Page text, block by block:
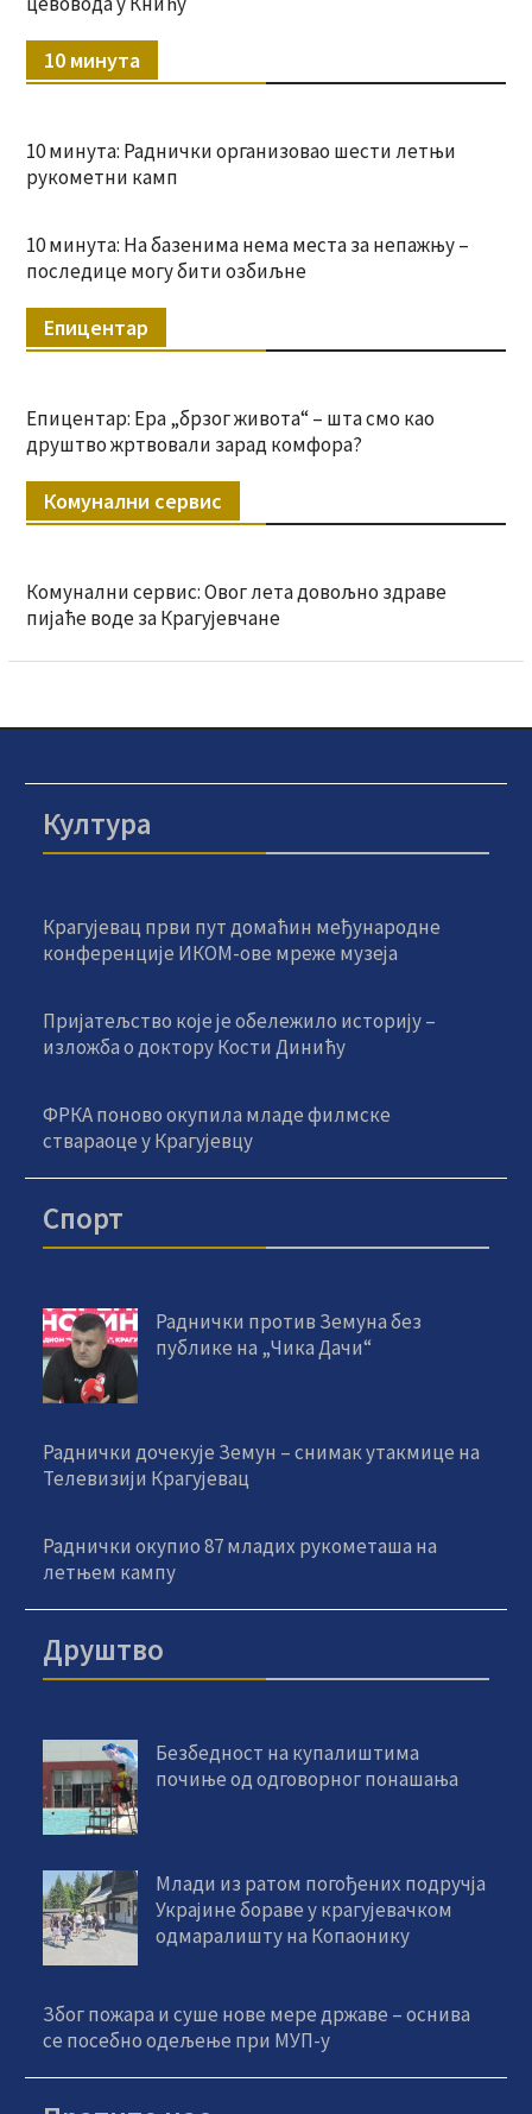
10 минута
10 минута: Раднички организовао шести летњи
рукометни камп
10 минута: На базенима нема места за непажњу –
последице могу бити озбиљне
Епицентар
Епицентар: Ера „брзог живота“ – шта смо као
друштво жртвовали зарад комфора?
Комунални сервис
Комунални сервис: Овог лета довољно здраве
пијаће воде за Крагујевчане
Култура
Крагујевац први пут домаћин међународне
конференције ИКОМ-ове мреже музеја
Пријатељство које је обележило историју –
изложба о доктору Кости Динићу
ФРКА поново окупила младе филмске
ствараоце у Крагујевцу
Спорт
Раднички против Земуна без
публике на „Чика Дачи“
Раднички дочекује Земун – снимак утакмице на
Телевизији Крагујевац
Раднички окупио 87 младих рукометаша на
летњем кампу
Друштво
Безбедност на купалиштима
почиње од одговорног понашања
Млади из ратом погођених подручја
Украјине бораве у крагујевачком
одмаралишту на Копаонику
Због пожара и суше нове мере државе – оснива
се посебно одељење при МУП-у